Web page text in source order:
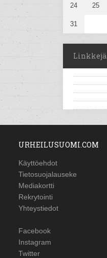
24 25
31
Linkkejä
URHEILUSUOMI.COM
Käyttöehdot
Tietosuojalauseke
Mediakortti
Rekrytointi
Yhteystiedot
Facebook
Instagram
Twitter